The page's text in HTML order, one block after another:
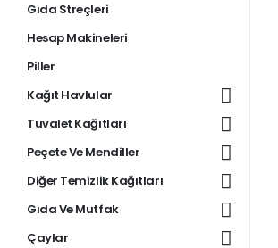
Gıda Streçleri
Hesap Makineleri
Piller
Kağıt Havlular
Tuvalet Kağıtları
Peçete Ve Mendiller
Diğer Temizlik Kağıtları
Gıda Ve Mutfak
Çaylar